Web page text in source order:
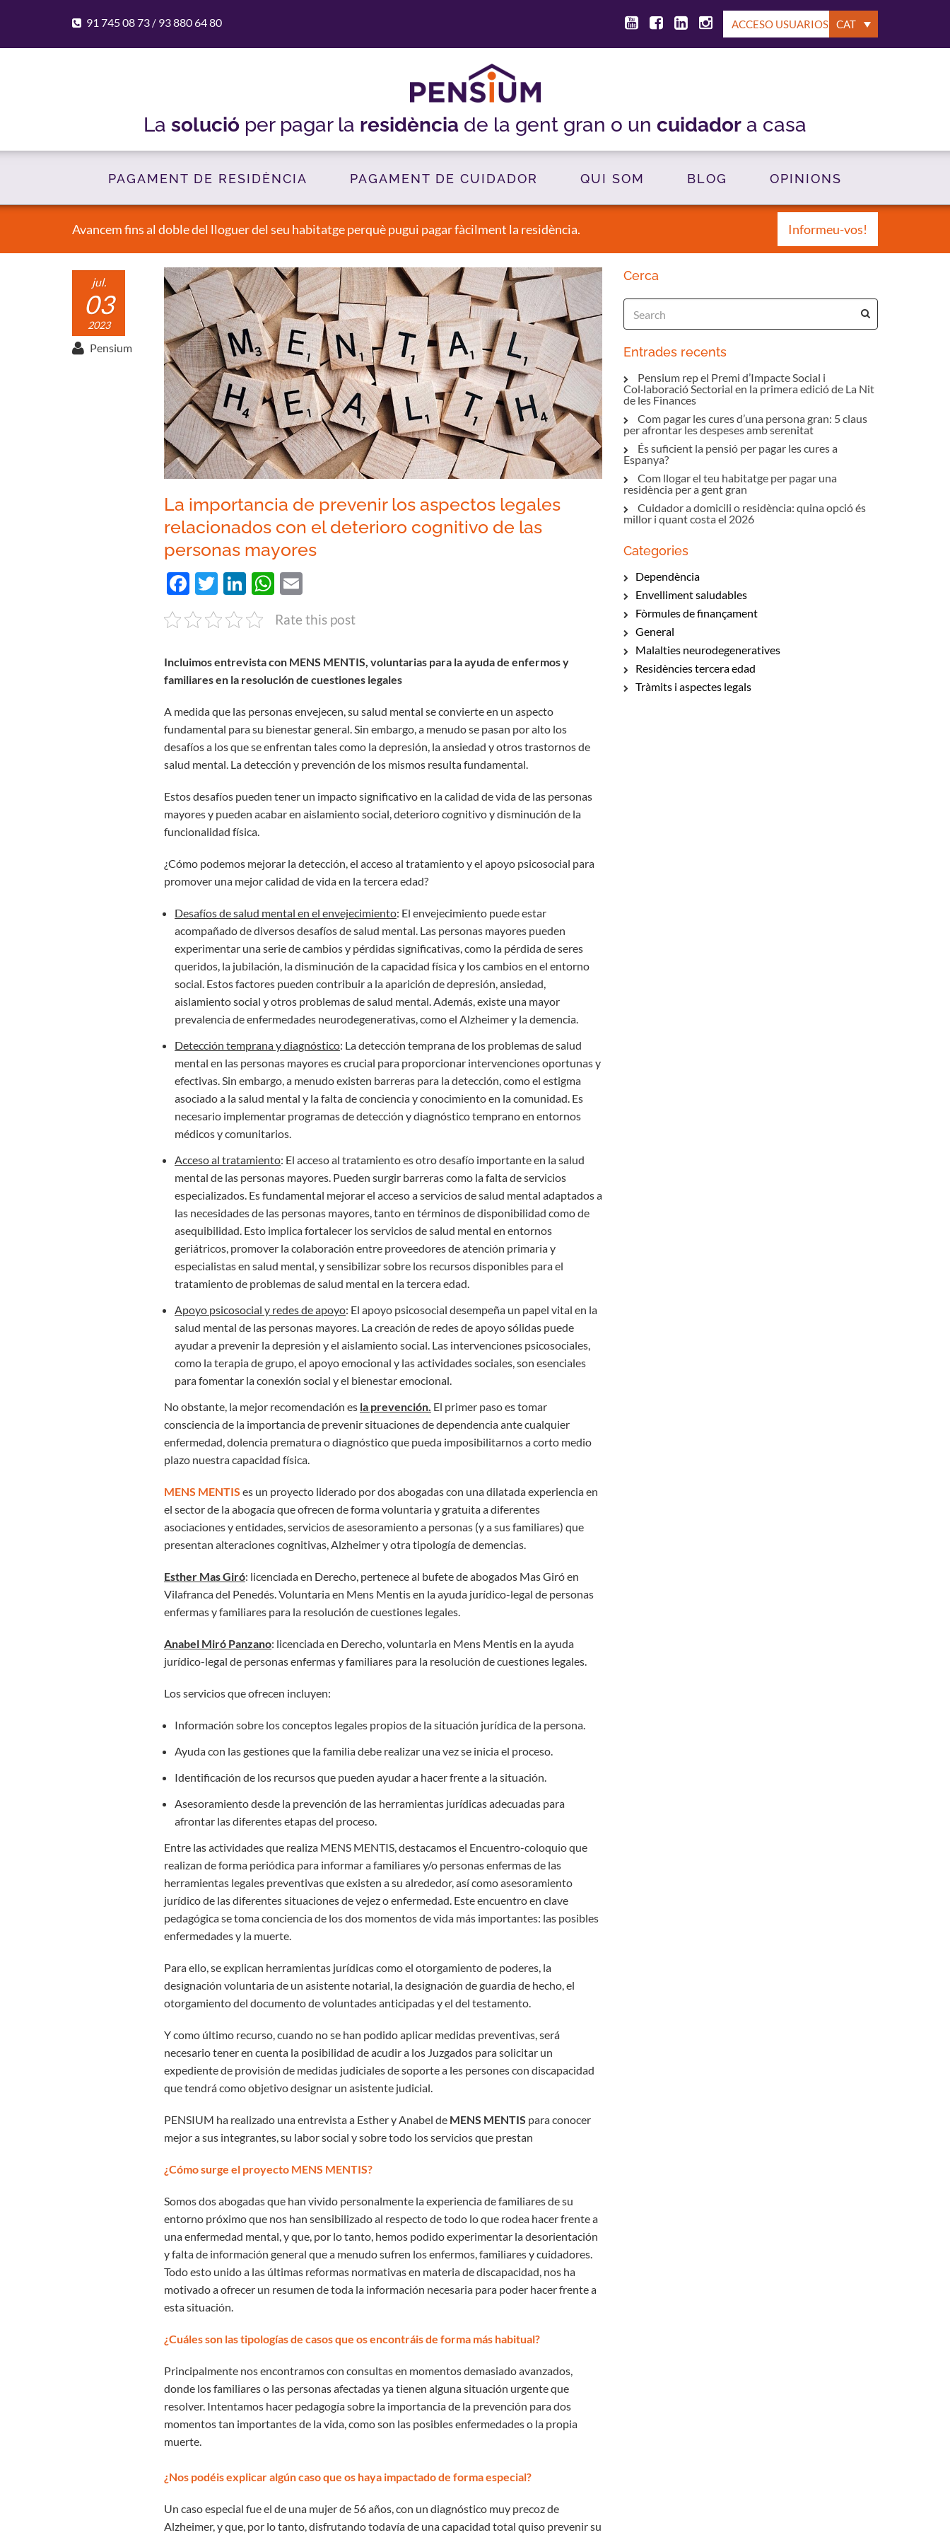
CAT
ACCESO USUARIOS
91 745 08 73/ 93 880 64 80
La solució per pagar la residència de la gent gran o un cuidador a casa
PAGAMENT DE RESIDÈNCIA PAGAMENT DE CUIDADOR QUI SOM BLOG OPINIONS
Avancem fins al doble del lloguer del seu habitatge perquè pugui pagar fàcilment la residència. Informeu-vos!
jul.
03
2023
Pensium
La importancia de prevenir los aspectos legales
relacionados con el deterioro cognitivo de las
personas mayores
Facebook
Twitter
LinkedIn
WhatsApp
Rate this post
Incluimos entrevista con MENS MENTIS, voluntarias para la ayuda de enfermos y
familiares en la resolución de cuestiones legales
A medida que las personas envejecen, su salud mental se convierte en un aspecto
fundamental para su bienestar general. Sin embargo, a menudo se pasan por alto los
desafíos a los que se enfrentan tales como la depresión, la ansiedad y otros trastornos de
salud mental. La detección y prevención de los mismos resulta fundamental.
Estos desafíos pueden tener un impacto significativo en la calidad de vida de las personas
mayores y pueden acabar en aislamiento social, deterioro cognitivo y disminución de la
funcionalidad física.
¿Cómo podemos mejorar la detección, el acceso al tratamiento y el apoyo psicosocial para
promover una mejor calidad de vida en la tercera edad?
Desafíos de salud mental en el envejecimiento: El envejecimiento puede estar
acompañado de diversos desafíos de salud mental. Las personas mayores pueden
experimentar una serie de cambios y pérdidas significativas, como la pérdida de seres
queridos, la jubilación, la disminución de la capacidad física y los cambios en el entorno
social. Estos factores pueden contribuir a la aparición de depresión, ansiedad,
aislamiento social y otros problemas de salud mental. Además, existe una mayor
prevalencia de enfermedades neurodegenerativas, como el Alzheimer y la demencia.
Detección temprana y diagnóstico: La detección temprana de los problemas de salud
mental en las personas mayores es crucial para proporcionar intervenciones oportunas y
efectivas. Sin embargo, a menudo existen barreras para la detección, como el estigma
asociado a la salud mental y la falta de conciencia y conocimiento en la comunidad. Es
necesario implementar programas de detección y diagnóstico temprano en entornos
médicos y comunitarios.
Acceso al tratamiento: El acceso al tratamiento es otro desafío importante en la salud
mental de las personas mayores. Pueden surgir barreras como la falta de servicios
especializados. Es fundamental mejorar el acceso a servicios de salud mental adaptados a
las necesidades de las personas mayores, tanto en términos de disponibilidad como de
asequibilidad. Esto implica fortalecer los servicios de salud mental en entornos
geriátricos, promover la colaboración entre proveedores de atención primaria y
especialistas en salud mental, y sensibilizar sobre los recursos disponibles para el
tratamiento de problemas de salud mental en la tercera edad.
Apoyo psicosocial y redes de apoyo: El apoyo psicosocial desempeña un papel vital en la
salud mental de las personas mayores. La creación de redes de apoyo sólidas puede
ayudar a prevenir la depresión y el aislamiento social. Las intervenciones psicosociales,
como la terapia de grupo, el apoyo emocional y las actividades sociales, son esenciales
para fomentar la conexión social y el bienestar emocional.
No obstante, la mejor recomendación es la prevención. El primer paso es tomar
consciencia de la importancia de prevenir situaciones de dependencia ante cualquier
enfermedad, dolencia prematura o diagnóstico que pueda imposibilitarnos a corto medio
plazo nuestra capacidad física.
MENS MENTIS es un proyecto liderado por dos abogadas con una dilatada experiencia en
el sector de la abogacía que ofrecen de forma voluntaria y gratuita a diferentes
asociaciones y entidades, servicios de asesoramiento a personas (y a sus familiares) que
presentan alteraciones cognitivas, Alzheimer y otra tipología de demencias.
Esther Mas Giró: licenciada en Derecho, pertenece al bufete de abogados Mas Giró en
Vilafranca del Penedés. Voluntaria en Mens Mentis en la ayuda jurídico-legal de personas
enfermas y familiares para la resolución de cuestiones legales.
Anabel Miró Panzano: licenciada en Derecho, voluntaria en Mens Mentis en la ayuda
jurídico-legal de personas enfermas y familiares para la resolución de cuestiones legales.
Los servicios que ofrecen incluyen:
Información sobre los conceptos legales propios de la situación jurídica de la persona.
Ayuda con las gestiones que la familia debe realizar una vez se inicia el proceso.
Identificación de los recursos que pueden ayudar a hacer frente a la situación.
Asesoramiento desde la prevención de las herramientas jurídicas adecuadas para
afrontar las diferentes etapas del proceso.
Entre las actividades que realiza MENS MENTIS, destacamos el Encuentro-coloquio que
realizan de forma periódica para informar a familiares y/o personas enfermas de las
herramientas legales preventivas que existen a su alrededor, así como asesoramiento
jurídico de las diferentes situaciones de vejez o enfermedad. Este encuentro en clave
pedagógica se toma conciencia de los dos momentos de vida más importantes: las posibles
enfermedades y la muerte.
Para ello, se explican herramientas jurídicas como el otorgamiento de poderes, la
designación voluntaria de un asistente notarial, la designación de guardia de hecho, el
otorgamiento del documento de voluntades anticipadas y el del testamento.
Y como último recurso, cuando no se han podido aplicar medidas preventivas, será
necesario tener en cuenta la posibilidad de acudir a los Juzgados para solicitar un
expediente de provisión de medidas judiciales de soporte a les persones con discapacidad
que tendrá como objetivo designar un asistente judicial.
PENSIUM ha realizado una entrevista a Esther y Anabel de MENS MENTIS para conocer
mejor a sus integrantes, su labor social y sobre todo los servicios que prestan
¿Cómo surge el proyecto MENS MENTIS?
Somos dos abogadas que han vivido personalmente la experiencia de familiares de su
entorno próximo que nos han sensibilizado al respecto de todo lo que rodea hacer frente a
una enfermedad mental, y que, por lo tanto, hemos podido experimentar la desorientación
y falta de información general que a menudo sufren los enfermos, familiares y cuidadores.
Todo esto unido a las últimas reformas normativas en materia de discapacidad, nos ha
motivado a ofrecer un resumen de toda la información necesaria para poder hacer frente a
esta situación.
¿Cuáles son las tipologías de casos que os encontráis de forma más habitual?
Principalmente nos encontramos con consultas en momentos demasiado avanzados,
donde los familiares o las personas afectadas ya tienen alguna situación urgente que
resolver. Intentamos hacer pedagogía sobre la importancia de la prevención para dos
momentos tan importantes de la vida, como son las posibles enfermedades o la propia
muerte.
¿Nos podéis explicar algún caso que os haya impactado de forma especial?
Un caso especial fue el de una mujer de 56 años, con un diagnóstico muy precoz de
Alzheimer, y que, por lo tanto, disfrutando todavía de una capacidad total quiso prevenir su
Cerca
Entrades recents
Pensium rep el Premi d’Impacte Social i
Col·laboració Sectorial en la primera edició de La Nit
de les Finances
Com pagar les cures d’una persona gran: 5 claus
per afrontar les despeses amb serenitat
És suficient la pensió per pagar les cures a
Espanya?
Com llogar el teu habitatge per pagar una
residència per a gent gran
Cuidador a domicili o residència: quina opció és
millor i quant costa el 2026
Categories
Dependència
Envelliment saludables
Fòrmules de finançament
General
Malalties neurodegeneratives
Residències tercera edad
Tràmits i aspectes legals